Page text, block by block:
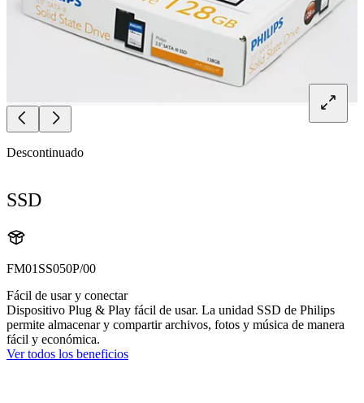
Descontinuado
SSD
FM01SS050P/00
Fácil de usar y conectar
Dispositivo Plug & Play fácil de usar. La unidad SSD de Philips
permite almacenar y compartir archivos, fotos y música de manera
fácil y económica.
Ver todos los beneficios